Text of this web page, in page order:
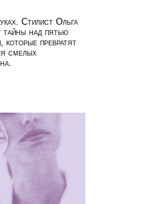
Стилист Ольга
тайны над пятью
которые превратят
смелых